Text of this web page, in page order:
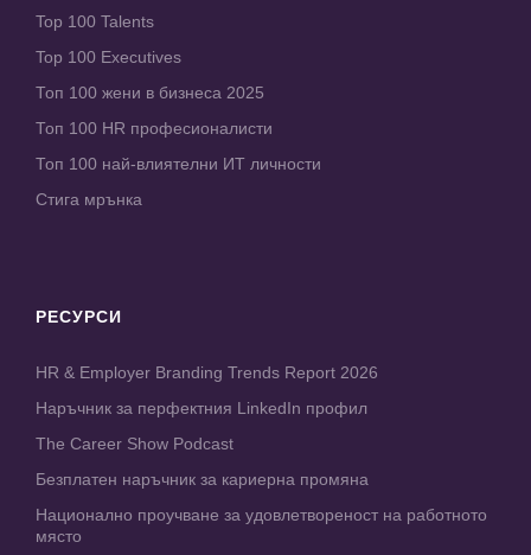
Top 100 Talents
Top 100 Executives
Топ 100 жени в бизнеса 2025
Топ 100 HR професионалисти
Топ 100 най-влиятелни ИТ личности
Стига мрънка
РЕСУРСИ
HR & Employer Branding Trends Report 2026
Наръчник за перфектния LinkedIn профил
The Career Show Podcast
Безплатен наръчник за кариерна промяна
Национално проучване за удовлетвореност на работното
място